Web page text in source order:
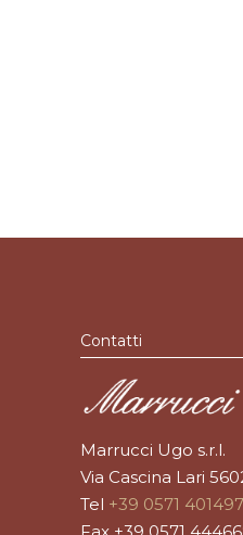
Contatti
Marrucci Ugo s.r.l.
Via Cascina Lari
Tel +39 0571 401497